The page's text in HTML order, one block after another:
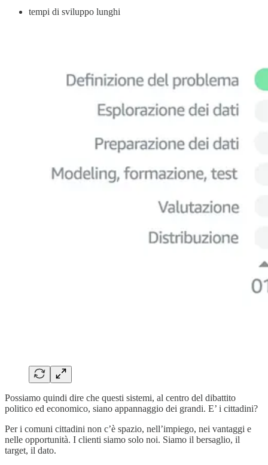
tempi di sviluppo lunghi
Possiamo quindi dire che questi sistemi, al centro del dibattito
politico ed economico, siano appannaggio dei grandi. E’ i cittadini?
Per i comuni cittadini non c’è spazio, nell’impiego, nei vantaggi e
nelle opportunità. I clienti siamo solo noi. Siamo il bersaglio, il
target, il dato.